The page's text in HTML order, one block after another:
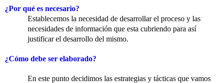
¿Por qué es necesario?
Establecemos la necesidad de desarrollar el proceso y las
necesidades de información que esta cubriendo para así
justificar el desarrollo del mismo.
¿Cómo debe ser elaborado?
En este punto decidimos las estrategias y tácticas que vamos